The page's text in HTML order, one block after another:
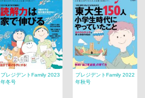
プレジデントFamily 2023
年冬号
プレジデントFamily 2022
年秋号